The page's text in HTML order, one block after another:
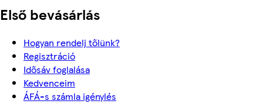
Első bevásárlás
Hogyan rendelj tőlünk?
Regisztráció
Idősáv foglalása
Kedvenceim
ÁFÁ-s számla igénylés